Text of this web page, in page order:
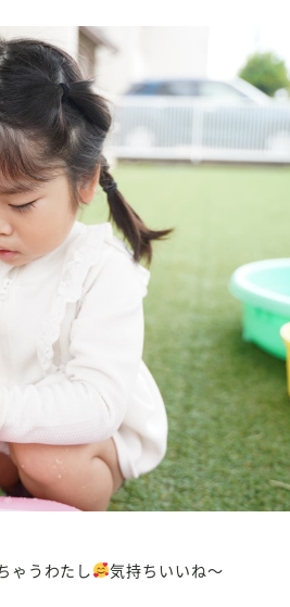
ゃうわたし 気持ちいいね〜